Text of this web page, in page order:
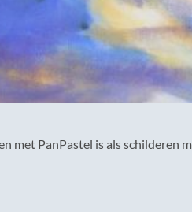
met PanPastel is als schilderen